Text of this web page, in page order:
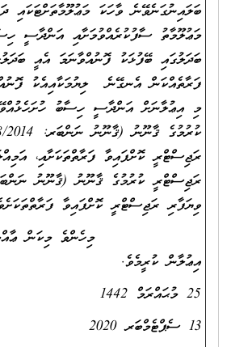
ބަލައިނުގަނެވޭނެ ވާހަކަ މަޢުލޫމާތަށްޓަކައި
މަޢުލޫމާތު ސާފުކުރެއްވުމަށާއި އަންދާސީ
ބަދަލުގައި ބޭފުޅަކު ފޮނުއްވާނަމަ އެއީ
ފަރާތެއްކަން އެނގޭނެ ލިޔުމަކާއިއެކު
މި އިޢުލާނަށް އަންދާސީ ހިސާބު
ރަޖިސްޓްރީ ކޮށްފައިވާ ފަރާތްތަކަށާއި،
ވިޔަފާރި ރަޖިސްޓްރީ ކޮށްފައިވާ
މިހެންވެ މިކަން ޢާއްމުކޮށް
އިޢުލާން ކުރީމެވެ.
25 މުޙައްރަމް 1442
13 ސެޕްޓެމްބަރ 2020